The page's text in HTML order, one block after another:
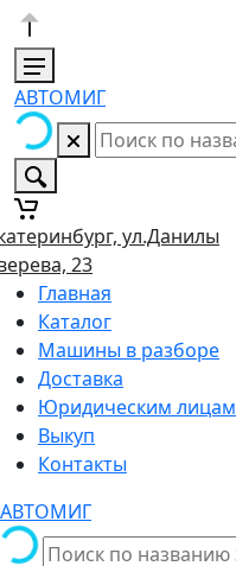
АВТОМИГ
ул.Данилы
23
Главная
Каталог
Машины в разборе
Доставка
Юридическим лицам
Выкуп
Контакты
АВТОМИГ